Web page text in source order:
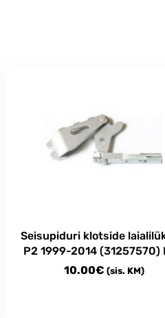
Seisupiduri klotside
P2 1999-2014 (31257570)
10.00€ (sis. KM)